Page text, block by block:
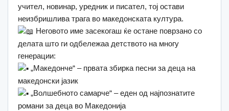
учител, новинар, уредник и писател, тој остави
неизбришлива трага во македонската култура.
Неговото име засекогаш ќе остане поврзано со
делата што ги одбележаа детството на многу
генерации:
„Македонче“ – првата збирка песни за деца на
македонски јазик
„Волшебното самарче“ – еден од најпознатите
романи за деца во Македонија